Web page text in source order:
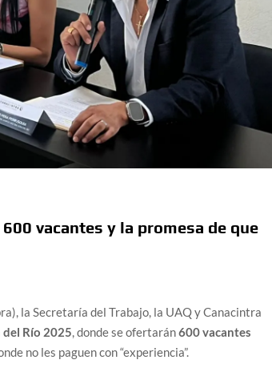
vacantes y la promesa de que
la Secretaría del Trabajo, la UAQ y Canacintra
del Río 2025, donde se ofertarán600 vacantes
no les paguen con “experiencia”.